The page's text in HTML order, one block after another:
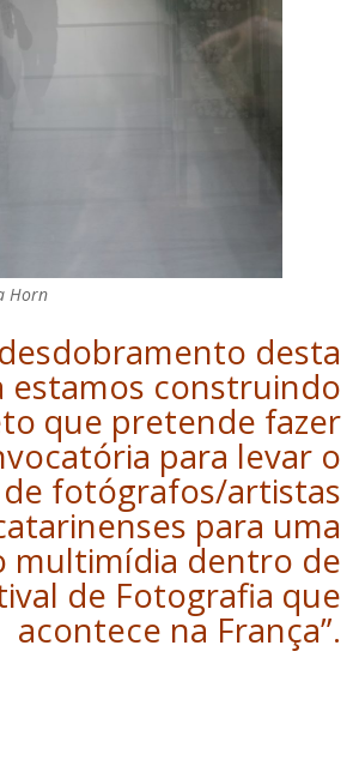
Horn
desta
estamos construindo
que pretende fazer
para levar o
fotógrafos/artistas
para uma
multimídia dentro de
de Fotografia que
acontece na França”.